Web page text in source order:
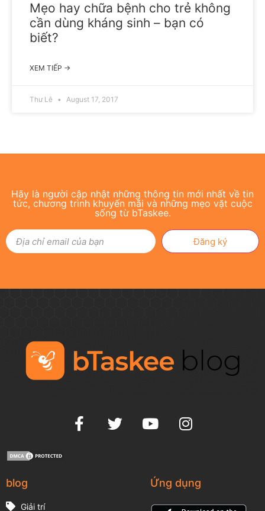
Mẹo hay chữa bệnh cho trẻ không
cần dùng kháng sinh – bạn có
biết?
XEM TIẾP →
Thư Lê August 17, 2017
Hãy là người cập nhật những thông tin mới nhất về tin
tức, chương trình khuyến mãi và những mẹo vặt cuộc
sống từ bTaskee.
Đăng ký
blog
Giải trí
Ứng dụng